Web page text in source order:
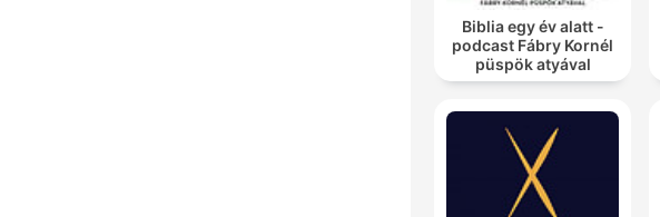
Biblia egy év alatt -
podcast Fábry Kornél
püspök atyával